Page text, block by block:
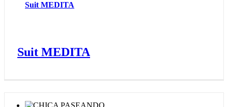
Suit MEDITA
Suit MEDITA